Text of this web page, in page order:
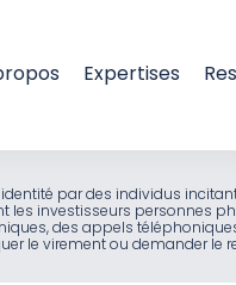
Expertises
par des individus
les investisseurs personnes
des appels
le virement ou demander le